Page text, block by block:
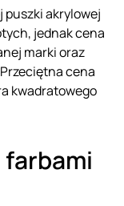
puszki akrylowej
jednak cena
marki oraz
cena
kwadratowego